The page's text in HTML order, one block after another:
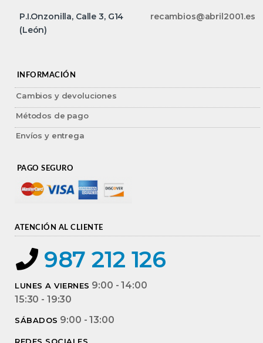
P.I.Onzonilla, Calle 3, G14
(León)
recambios@abril2001.es
INFORMACIÓN
Cambios y devoluciones
Métodos de pago
Envíos y entrega
PAGO SEGURO
ATENCIÓN AL CLIENTE
987 212 126
LUNES A VIERNES 9:00 - 14:00
15:30 - 19:30
SÁBADOS 9:00 - 13:00